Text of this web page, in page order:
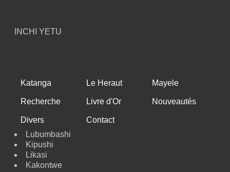
INCHI YETU
Katanga Le Heraut Mayele
Recherche Livre d'Or Nouveautés
Divers
Contact
Lubumbashi
Kipushi
Likasi
Kakontwe